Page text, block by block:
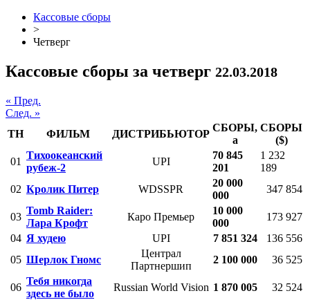
Кассовые сборы
>
Четверг
Кассовые сборы за четверг 22.03.2018
« Пред.
След. »
ТН
ФИЛЬМ ДИСТРИБЬЮТОР
СБОРЫ,
a
СБОРЫ
($)
01
Тихоокеанский
рубеж-2
UPI
70 845
201
1 232
189
02 Кролик Питер WDSSPR
20 000
000
347 854
03
Tomb Raider:
Лара Крофт
Каро Премьер
10 000
000
173 927
04 Я худею UPI 7 851 324
136 556
05 Шерлок Гномс
Централ
Партнершип
2 100 000 36 525
06
Тебя никогда
здесь не было
Russian World Vision 1 870 005
32 524